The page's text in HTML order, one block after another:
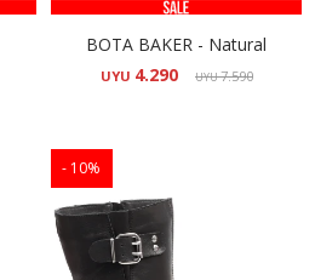
BOTA BAKER - Natural
UYU 4.290 UYU7.590
10